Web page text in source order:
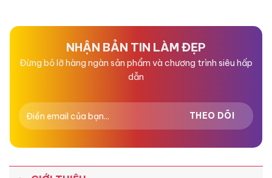
5
5
NHẬN BẢN TIN LÀM ĐẸP
Đừng bỏ lỡ hàng ngàn sản phẩm và chương trình siêu hấp
dẫn